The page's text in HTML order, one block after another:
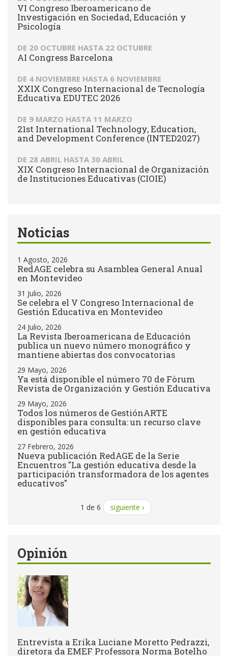
VI Congreso Iberoamericano de
Investigación en Sociedad, Educación y
Psicología
DE 20 OCTUBRE HASTA 22 OCTUBRE
AI Congress Barcelona
DE 4 NOVIEMBRE HASTA 6 NOVIEMBRE
XXIX Congreso Internacional de Tecnología
Educativa EDUTEC 2026
DE 9 MARZO HASTA 11 MARZO
21st International Technology, Education,
and Development Conference (INTED2027)
DE 28 ABRIL HASTA 30 ABRIL
XIX Congreso Internacional de Organización
de Instituciones Educativas (CIOIE)
Noticias
1 Agosto, 2026
RedAGE celebra su Asamblea General Anual
en Montevideo
31 Julio, 2026
Se celebra el V Congreso Internacional de
Gestión Educativa en Montevideo
24 Julio, 2026
La Revista Iberoamericana de Educación
publica un nuevo número monográfico y
mantiene abiertas dos convocatorias
29 Mayo, 2026
Ya está disponible el número 70 de Fòrum
Revista de Organización y Gestión Educativa
29 Mayo, 2026
Todos los números de GestiónARTE
disponibles para consulta: un recurso clave
en gestión educativa
27 Febrero, 2026
Nueva publicación RedAGE de la Serie
Encuentros "La gestión educativa desde la
participación transformadora de los agentes
educativos"
1 de 6 siguiente ›
Opinión
Entrevista a Erika Luciane Moretto Pedrazzi,
diretora da EMEF Professora Norma Botelho